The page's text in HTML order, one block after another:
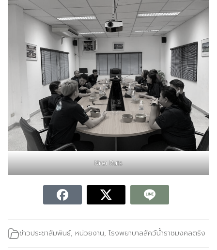
Nrei Ruts
ข่าวประชาสัมพันธ์, หน่วยงาน, โรงพยาบาลสัคว์น้ำราชมงคลตรัง